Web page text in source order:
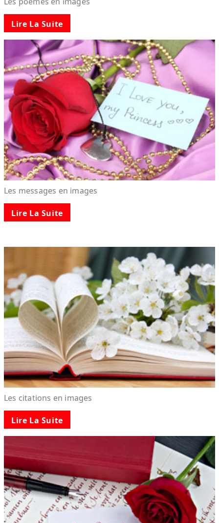
Lire La Suite
Les messages en images
Lire La Suite
Les citations en images
Lire La Suite